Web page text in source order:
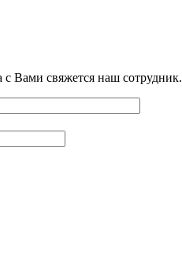
с Вами свяжется наш сотрудник.